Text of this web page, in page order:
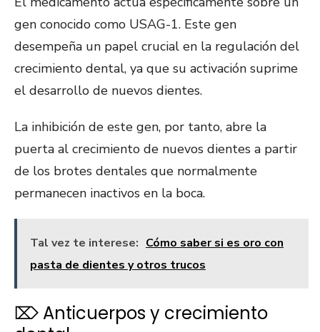
gen conocido como USAG-1. Este gen
desempeña un papel crucial en la regulación del
crecimiento dental, ya que su activación suprime
el desarrollo de nuevos dientes.
La inhibición de este gen, por tanto, abre la
puerta al crecimiento de nuevos dientes a partir
de los brotes dentales que normalmente
permanecen inactivos en la boca.
Tal vez te interese: Cómo saber si es oro con
pasta de dientes y otros trucos
⌦ Anticuerpos y crecimiento